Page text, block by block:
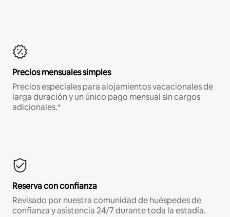
Precios mensuales simples
Precios especiales para alojamientos vacacionales de
larga duración y un único pago mensual sin cargos
adicionales.*
Reserva con confianza
Revisado por nuestra comunidad de huéspedes de
confianza y asistencia 24/7 durante toda la estadía.